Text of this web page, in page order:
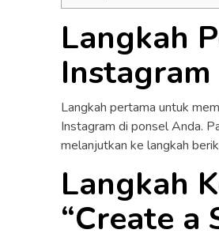
Langkah
Instagram
Langkah pertama untuk
Instagram di ponsel Anda.
melanjutkan ke langkah
Langkah
“Create a